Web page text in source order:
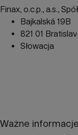
Finax, o.c.p., a.s.,
Bajkalská 19B
821 01
Słowacja
Ważne informacje